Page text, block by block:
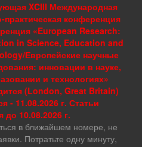
XCIII Международная
практическая конференция
«European Research:
in Science, Education and
Европейские научные
инновации в науке,
и технологиях»
(London, Great Britain)
- 11.08.2026 г. Статьи
до 10.08.2026 г.
в ближайшем номере, не
Потратьте одну минуту,